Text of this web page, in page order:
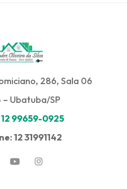
286, Sala 06
Ubatuba/SP
12 99659-0925
12 31991142